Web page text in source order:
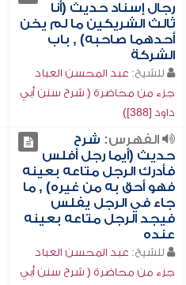
رجال إسناد حديث (أنا
ثالث الشريكين ما لم يخن
أحدهما صاحبه) , باب
الشركة
للشيخ: عبد المحسن العباد
جزء من محاضرة ( شرح سنن أبي
داود [388])
الفهرس: شرح
حديث (أيما رجل أفلس
فأدرك الرجل متاعه بعينه
فهو أحق به من غيره) , ما
جاء في الرجل يفلس
فيجد الرجل متاعه بعينه
عنده
للشيخ: عبد المحسن العباد
جزء من محاضرة ( شرح سنن أبي